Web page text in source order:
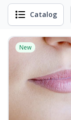
Catalog
New